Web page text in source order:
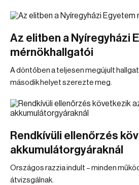
Az elitben a Nyíregyházi
mérnökhallgatói
A döntőben a teljesen megújult
második helyet szerezte meg.
Rendkívüli ellenőrzés
akkumulátorgyáraknál
Országos razzia indult – minden
átvizsgálnak.